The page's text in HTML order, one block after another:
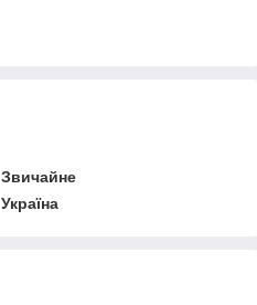
Звичайне
Україна